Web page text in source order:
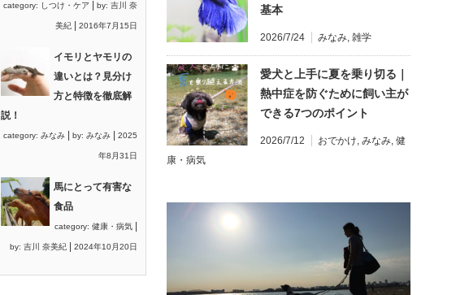
category: しつけ・ケア by: 吉川 奈
美紀 2016年7月15日
イモリとヤモリの
違いとは？見分け
方と特徴を徹底解
説！
category: みなみ by: みなみ 2025
年8月31日
馬にとって有害な
食品
category: 健康・病気
by: 吉川 奈美紀 2024年10月20日
基本
2026/7/24 みなみ, 雑学
愛犬と上手に夏を乗り切る｜
熱中症を防ぐために飼い主が
できる7つのポイント
2026/7/12 おでかけ, みなみ, 健
康・病気